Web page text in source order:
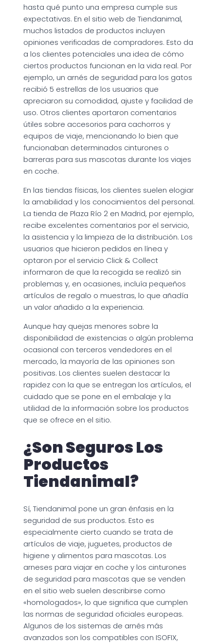
hasta qué punto una empresa cumple sus
expectativas. En el sitio web de Tiendanimal,
muchos listados de productos incluyen
opiniones verificadas de compradores. Esto da
a los clientes potenciales una idea de cómo
ciertos productos funcionan en la vida real. Por
ejemplo, un arnés de seguridad para los gatos
recibió 5 estrellas de los usuarios que
apreciaron su comodidad, ajuste y facilidad de
uso. Otros clientes aportaron comentarios
útiles sobre accesorios para cachorros y
equipos de viaje, mencionando lo bien que
funcionaban determinados cinturones o
barreras para sus mascotas durante los viajes
en coche.
En las tiendas físicas, los clientes suelen elogiar
la amabilidad y los conocimientos del personal.
La tienda de Plaza Río 2 en Madrid, por ejemplo,
recibe excelentes comentarios por el servicio,
la asistencia y la limpieza de la distribución. Los
usuarios que hicieron pedidos en línea y
optaron por el servicio Click & Collect
informaron de que la recogida se realizó sin
problemas y, en ocasiones, incluía pequeños
artículos de regalo o muestras, lo que añadía
un valor añadido a la experiencia.
Aunque hay quejas menores sobre la
disponibilidad de existencias o algún problema
ocasional con terceros vendedores en el
mercado, la mayoría de las opiniones son
positivas. Los clientes suelen destacar la
rapidez con la que se entregan los artículos, el
cuidado que se pone en el embalaje y la
utilidad de la información sobre los productos
que se ofrece en el sitio.
¿Son Seguros Los
Productos
Tiendanimal?
Sí, Tiendanimal pone un gran énfasis en la
seguridad de sus productos. Esto es
especialmente cierto cuando se trata de
artículos de viaje, juguetes, productos de
higiene y alimentos para mascotas. Los
arneses para viajar en coche y los cinturones
de seguridad para mascotas que se venden
en el sitio web suelen describirse como
«homologados», lo que significa que cumplen
las normas de seguridad oficiales europeas.
Algunos de los sistemas de arnés más
avanzados son los compatibles con ISOFIX,